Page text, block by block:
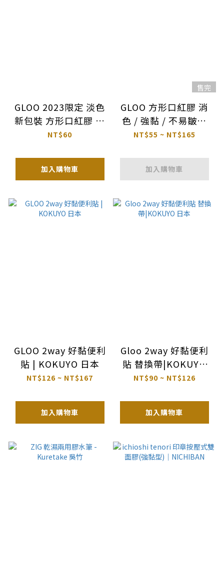
GLOO 2023限定 淡色
新包裝 方形口紅膠 ｜
KOKUYO 國譽 日本
NT$60
加入購物車
售完
GLOO 方形口紅膠 消
色 / 強黏 / 不易皺｜
KOKUYO 日本
NT$55 ~ NT$165
加入購物車
GLOO 2way 好黏便利
貼 | KOKUYO 日本
NT$126 ~ NT$167
加入購物車
Gloo 2way 好黏便利
貼 替換帶|KOKUYO
日本
NT$90 ~ NT$126
加入購物車